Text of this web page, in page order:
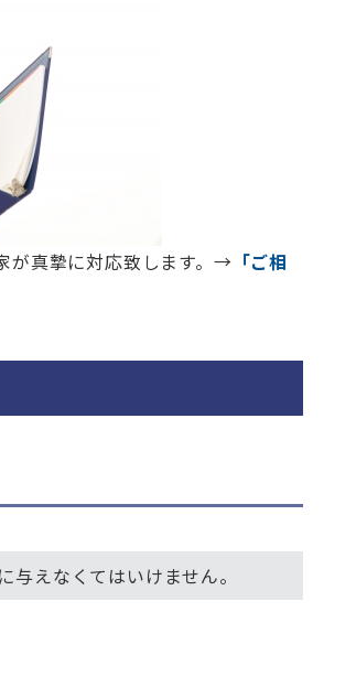
が真摯に対応致します。→ 「ご相
えなくてはいけません。